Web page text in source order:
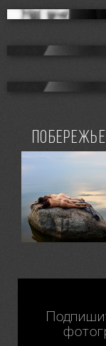
Побережье